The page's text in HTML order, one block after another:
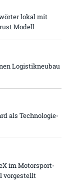
lokal mit
Modell
Logistikneubau
als Technologie-
im Motorsport-
vorgestellt